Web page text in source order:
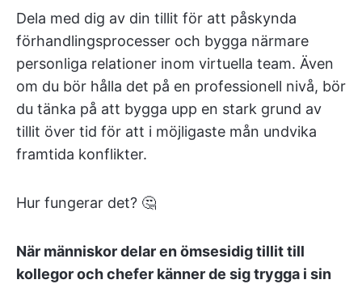
Dela med dig av din tillit för att påskynda
förhandlingsprocesser och bygga närmare
personliga relationer inom virtuella team. Även
om du bör hålla det på en professionell nivå, bör
du tänka på att bygga upp en stark grund av
tillit över tid för att i möjligaste mån undvika
framtida konflikter.
Hur fungerar det? 🤔
När människor delar en ömsesidig tillit till
kollegor och chefer känner de sig trygga i sin